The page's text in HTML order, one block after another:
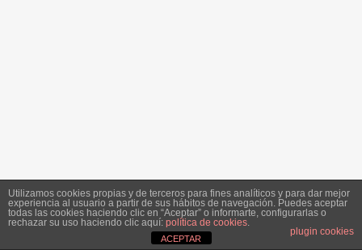
Utilizamos cookies propias y de terceros para fines analíticos y para dar mejor
experiencia al usuario a partir de sus hábitos de navegación. Puedes aceptar
todas las cookies haciendo clic en “Aceptar” o informarte, configurarlas o
rechazar su uso haciendo clic aquí: política de cookies.
plugin cookies
ACEPTAR